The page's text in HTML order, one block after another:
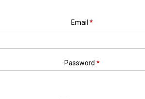
Email *
Password *